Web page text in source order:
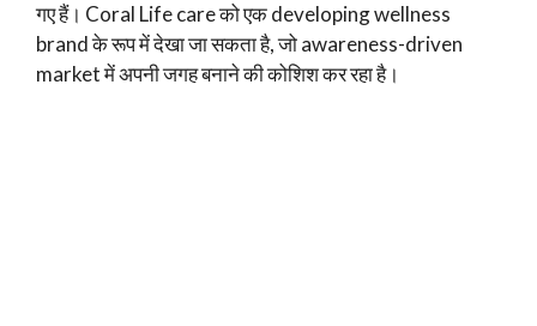
गए हैं। Coral Life care को एक developing wellness
brand के रूप में देखा जा सकता है, जो awareness-driven
market में अपनी जगह बनाने की कोशिश कर रहा है।